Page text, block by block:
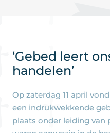
‘Gebed leert
handelen’
Op zaterdag 11 april
een indrukwekkende
plaats onder leiding van